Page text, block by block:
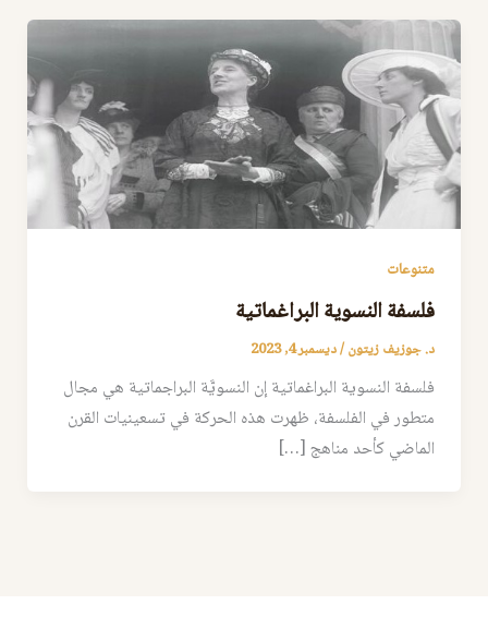
متنوعات
فلسفة النسوية البراغماتية
د. جوزيف زيتون/ديسمبر 4, 2023
فلسفة النسوية البراغماتية إن النسويَّة البراجماتية هي مجال
متطور في الفلسفة، ظهرت هذه الحركة في تسعينيات القرن
الماضي كأحد مناهج […]